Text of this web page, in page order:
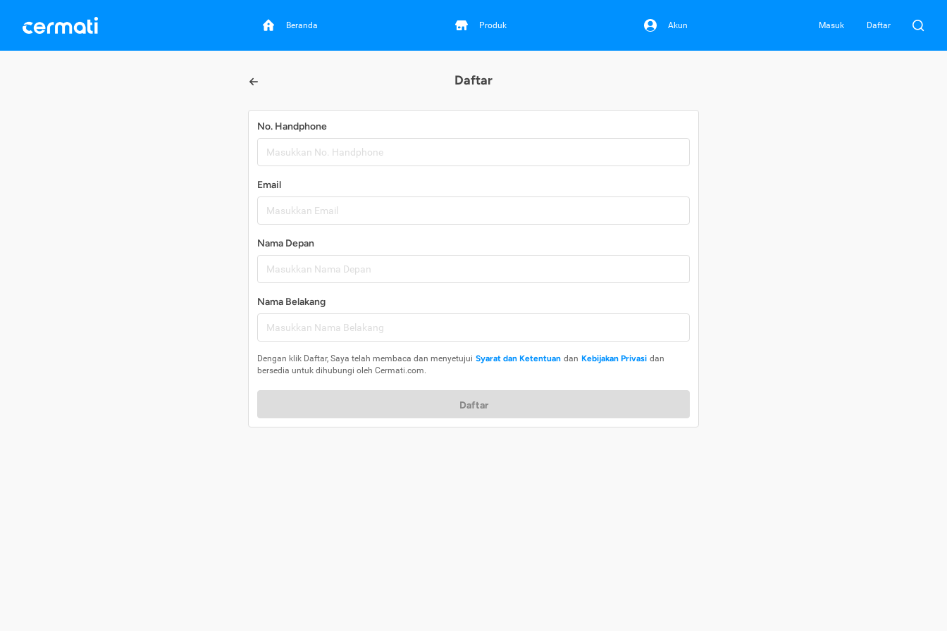
Beranda Produk Akun Masuk Daftar
Daftar
No. Handphone
Email
Nama Depan
Nama Belakang
Dengan klik Daftar, Saya telah membaca dan menyetujui Syarat dan Ketentuan dan Kebijakan Privasi dan
bersedia untuk dihubungi oleh Cermati.com.
Daftar